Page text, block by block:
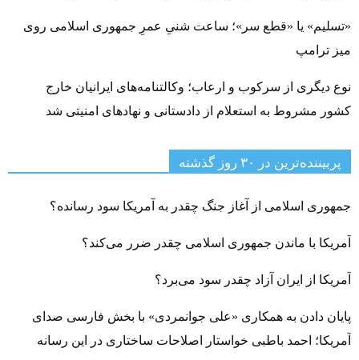
«تسلیم» یا «قطع سر»؛ ساعت شنیِ عمرِ جمهوری اسلامی روی
میز ترامپ
نوع دیگری از سرکوب و ارعاب؛ وکالتنامه‌های ایرانیان خارج
کشور مشروط به استعلام از دادستانی و نهادهای امنیتی شد
پربیننده‌ترین‌ در ۳۰ روز گذشته
جمهوری اسلامی از آغاز جنگ چقدر به آمریکا سود رسانده؟
آمریکا با ماندن جمهوری اسلامی چقدر ضرر می‌کند؟
آمریکا از ایران آزاد چقدر سود می‌برد؟
پایان دادن به همکاری «علی جوانمردی» با بخش فارسی صدای
آمریکا؛ احمد باطبی خواستار اصلاحات ساختاری در این رسانه